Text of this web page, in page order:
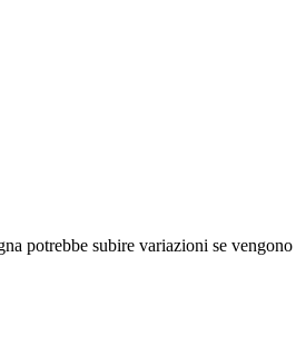
potrebbe subire variazioni se